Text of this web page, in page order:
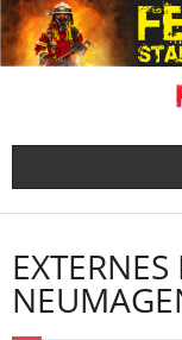
Skip
to
content